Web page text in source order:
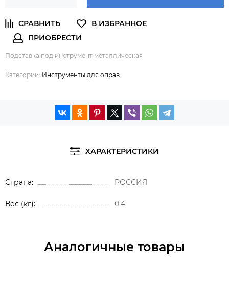
Подставка под инструмент металлическая
Категории: Инструменты для оправ
ХАРАКТЕРИСТИКИ
Страна РОССИЯ
Вес (кг) 0.4
Аналогичные товары